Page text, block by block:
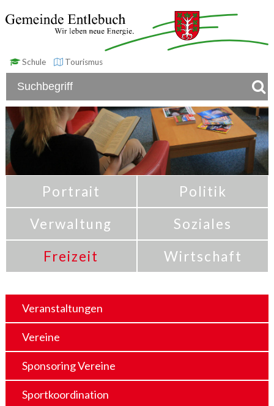
Schule Tourismus
Portrait
Politik
Verwaltung
Soziales
Freizeit
Wirtschaft
Veranstaltungen
Vereine
Sponsoring Vereine
Sportkoordination